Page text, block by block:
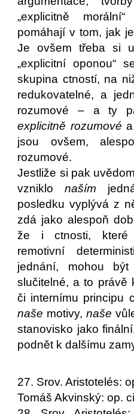
„explicitně
pomáhají v tom, jak
Je ovšem třeba si
„explicitní oponou“
skupina ctností, na
redukovatelné, a
rozumové – a ty
explicitně rozumové
jsou ovšem,
rozumové.
Jestliže si pak
vzniklonaším
posledku vyplývá z
zdá jako alespoň
že i ctnosti, které
remotivní
jednání, mohou
slučitelné, a to právě
či internímu principu
naše motivy,naše
stanovisko jako
podnět k dalšímu
27. Srov. Aristotelés:
Tomáš Akvinský: op.